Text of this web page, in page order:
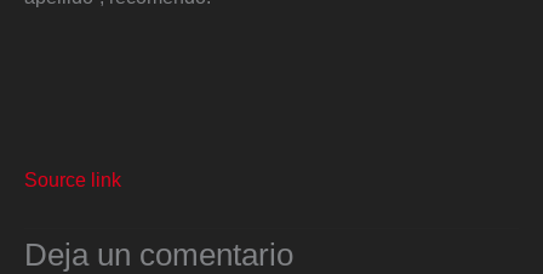
Source link
Deja un comentario